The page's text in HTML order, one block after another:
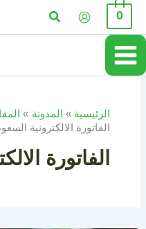
تخطي
المحتوى
0 البحث
الرئيسية المدونة
الفاتورة الالكترونية
الفاتورة